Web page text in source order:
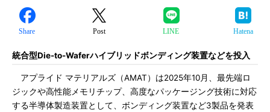
Share Post LINE Hatena
統合型Die-to-Waferハイブリッドボンディング装置などを投入
アプライド マテリアルズ（AMAT）は2025年10月、最先端ロ
ジックや高性能メモリチップ、高度なパッケージング技術に対応
する半導体製造装置として、ボンディング装置など3製品を発表